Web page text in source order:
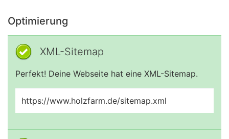
Optimierung
XML-Sitemap
Perfekt! Deine Webseite hat eine XML-Sitemap.
https://www.holzfarm.de/sitemap.xml